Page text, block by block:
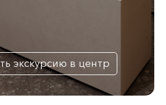
экскурсию в центр